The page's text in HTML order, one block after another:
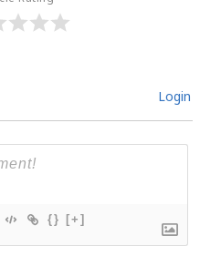
Login
{} [+]